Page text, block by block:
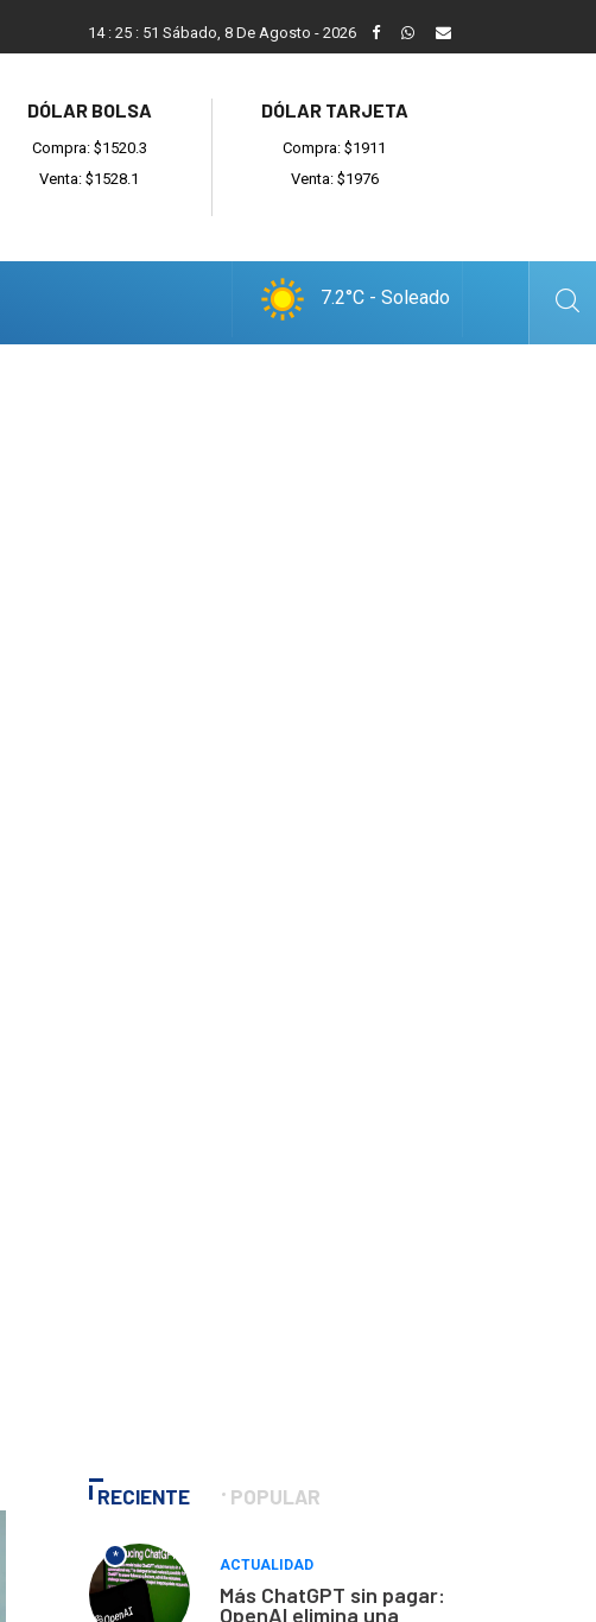
San Cayetano, el trabajo y una nueva etapa para la
14: 25 : 52 Sábado, 8 De Agosto - 2026
DÓLAR BOLSA
Compra: $1520.3
Venta: $1528.1
DÓLAR TARJETA
Compra: $1911
Venta: $1976
7.2°C - Soleado
RECIENTE POPULAR
*
ACTUALIDAD
Más ChatGPT sin pagar:
OpenAI elimina una